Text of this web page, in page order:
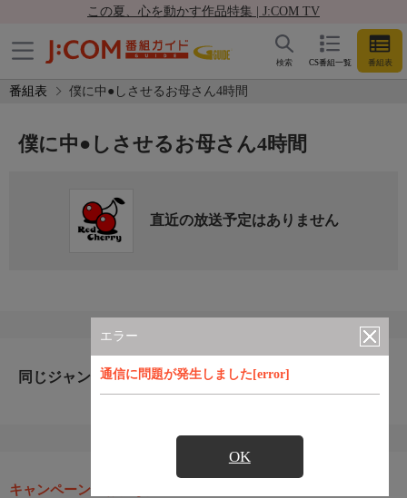
この夏、心を動かす作品特集 | J:COM TV
CS番組一覧 番組表
検索
番組表 僕に中●しさせるお母さん4時間
エラー
通信に問題が発生しました[error]
OK
僕に中●しさせるお母さん4時間
直近の放送予定はありません
同じジャンルのおすすめ番組
キャンペーン・お得な情報